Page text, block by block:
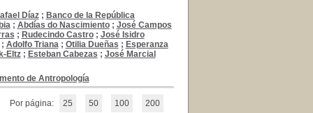
Díaz; Banco de la República
; Abdías do Nascimiento; José Campos
; Rudecindo Castro; José Isidro
Adolfo Triana; Otilia Dueñas ; Esperanza
Eltz; Esteban Cabezas ; José Marcial
de Antropología
Por página: 25 50 100 200